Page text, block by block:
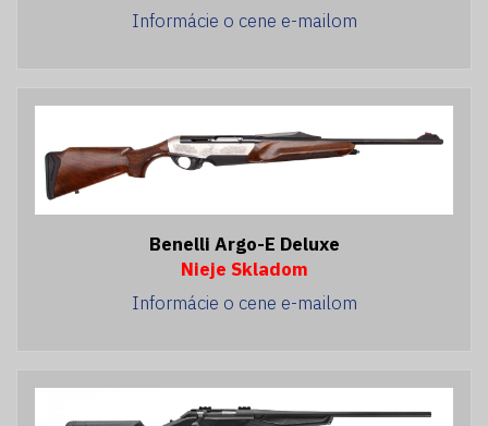
Informácie o cene e-mailom
Benelli Argo-E Deluxe
Nieje Skladom
Informácie o cene e-mailom